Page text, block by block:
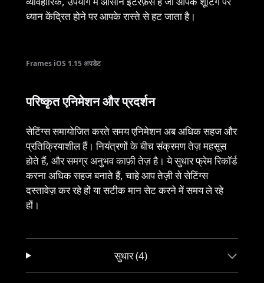
ध्यान केंद्रित होने पर आपके रास्ते से हट जाता है।
Frames iOS 1.15 अपडेट
परिष्कृत एनिमेशन और प्रदर्शन
सेटिंग्स समायोजित करते समय एनिमेशन अब अधिक सहज और
प्रतिक्रियाशील हैं। नियंत्रणों के बीच संक्रमण तेज़ महसूस
होते हैं, और समग्र अनुभव काफ़ी तेज़ है। ये सुधार फ्रेम रिकॉर्ड
करना अधिक सहज बनाते हैं, चाहे आप तेज़ी से सेटिंग्स
दस्तावेज़ कर रहे हों या सटीक मान सेट करने में समय ले रहे
हों।
सुधार (4)